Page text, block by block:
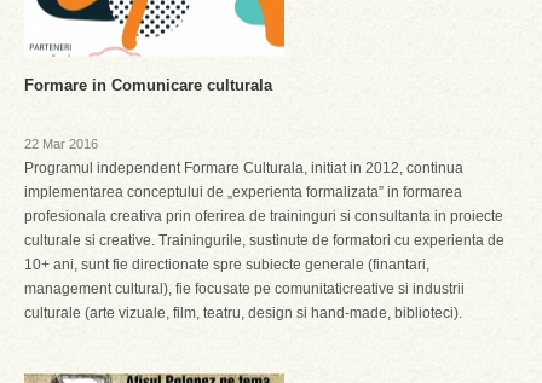
Formare in Comunicare culturala
22 Mar 2016
Programul independent Formare Culturala, initiat in 2012, continua
implementarea conceptului de „experienta formalizata” in formarea
profesionala creativa prin oferirea de traininguri si consultanta in proiecte
culturale si creative. Trainingurile, sustinute de formatori cu experienta de
10+ ani, sunt fie directionate spre subiecte generale (finantari,
management cultural), fie focusate pe comunitaticreative si industrii
culturale (arte vizuale, film, teatru, design si hand-made, biblioteci).